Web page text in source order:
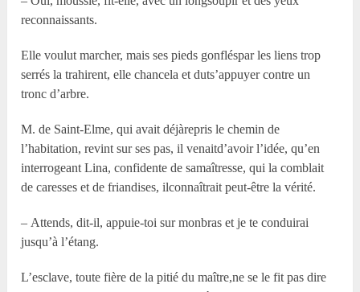
reconnaissants.
Elle voulut marcher, mais ses pieds gonfléspar les liens trop
serrés la trahirent, elle chancela et duts’appuyer contre un
tronc d’arbre.
M. de Saint-Elme, qui avait déjàrepris le chemin de
l’habitation, revint sur ses pas, il venaitd’avoir l’idée, qu’en
interrogeant Lina, confidente de samaîtresse, qui la comblait
de caresses et de friandises, ilconnaîtrait peut-être la vérité.
– Attends, dit-il, appuie-toi sur monbras et je te conduirai
jusqu’à l’étang.
L’esclave, toute fière de la pitié du maître,ne se le fit pas dire